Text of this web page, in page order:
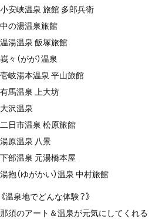
小安峡温泉 旅館 多郎兵衛
中の湯温泉旅館
温湯温泉 飯塚旅館
峩々（がが）温泉
壱岐湯本温泉 平山旅館
有馬温泉 上大坊
大沢温泉
二日市温泉 松原旅館
湯原温泉 八景
下部温泉 元湯橋本屋
湯抱（ゆがかい）温泉 中村旅館
《温泉地でどんな体験？》
那須のアート＆温泉が元気にしてくれる